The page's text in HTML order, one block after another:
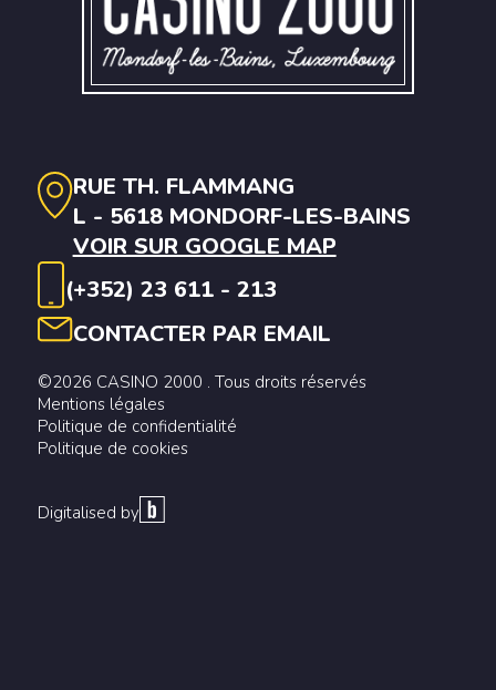
RUE TH. FLAMMANG
L - 5618 MONDORF-LES-BAINS
VOIR SUR GOOGLE MAP
(+352) 23 611 - 213
CONTACTER PAR EMAIL
©2026 CASINO 2000 . Tous droits réservés
Mentions légales
Politique de confidentialité
Politique de cookies
Digitalised by